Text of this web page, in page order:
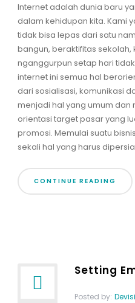
Internet adalah dunia baru
dalam kehidupan kita. Kami
tidak bisa lepas dari satu
bangun, beraktifitas sekolah,
nganggurpun setap hari
internet ini semua hal
dari sosialisasi, komunikasi
menjadi hal yang umum dan
orientasi target pasar yang
promosi. Memulai suatu
sekali hal yang harus
CONTINUE READING
Setting
Posted by: